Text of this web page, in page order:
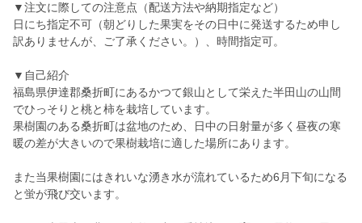
▼注文に際しての注意点（配送方法や納期指定など）
日にち指定不可（朝どりした果実をその日中に発送するため申し
訳ありませんが、ご了承ください。）、時間指定可。
▼自己紹介
福島県伊達郡桑折町にあるかつて銀山として栄えた半田山の山間
でひっそりと桃と柿を栽培しています。
果樹園のある桑折町は盆地のため、日中の日射量が多く昼夜の寒
暖の差が大きいので果樹栽培に適した場所にあります。
また当果樹園にはきれいな湧き水が流れているため6月下旬になる
と蛍が飛び交います。